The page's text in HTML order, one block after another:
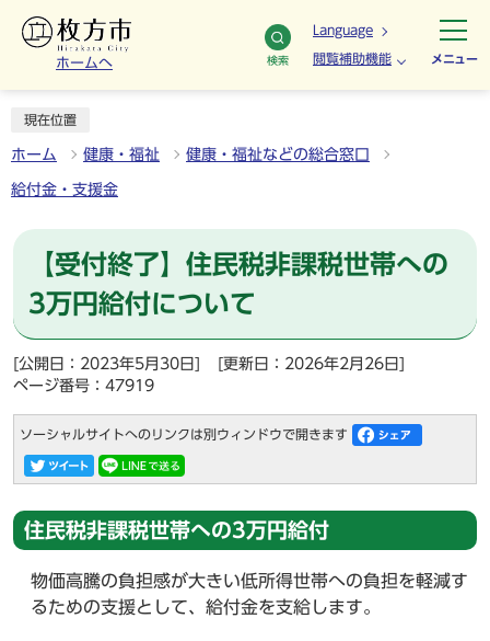
ホームへ 検索
Language
閲覧補助機能 メニュー
現在位置
ホーム 健康・福祉 健康・福祉などの総合窓口
給付金・支援金
【受付終了】住民税非課税世帯への
3万円給付について
[公開日：2023年5月30日]
[更新日：2026年2月26日]
ページ番号：47919
ソーシャルサイトへのリンクは別ウィンドウで開きます
住民税非課税世帯への3万円給付
物価高騰の負担感が大きい低所得世帯への負担を軽減す
るための支援として、給付金を支給します。